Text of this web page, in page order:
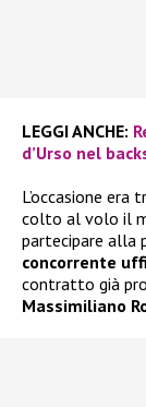
LEGGI ANCHE:
d’Urso nel
L’occasione
colto al volo il
partecipare alla
concorrente
contratto già
Massimiliano